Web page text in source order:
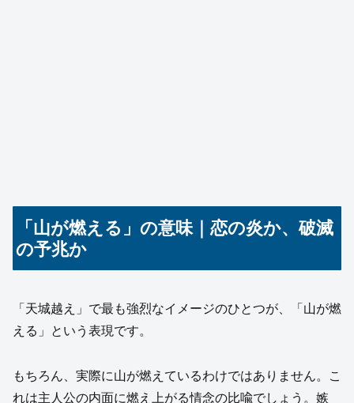
「山が燃える」の意味｜恋の炎か、破滅
の予兆か
「天城越え」で最も強烈なイメージのひとつが、「山が燃
える」という表現です。
もちろん、実際に山が燃えているわけではありません。こ
れは主人公の内面に燃え上がる情念の比喩でしょう。嫉